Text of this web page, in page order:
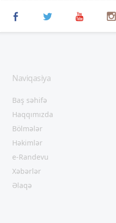
Naviqasiya
Baş səhifə
Haqqımızda
Bölmələr
Həkimlər
e-Randevu
Xəbərlər
Əlaqə